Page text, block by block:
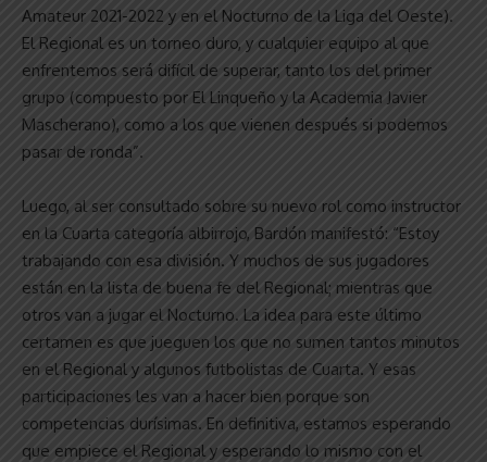
Amateur 2021-2022 y en el Nocturno de la Liga del Oeste).
El Regional es un torneo duro, y cualquier equipo al que
enfrentemos será difícil de superar, tanto los del primer
grupo (compuesto por El Linqueño y la Academia Javier
Mascherano), como a los que vienen después si podemos
pasar de ronda”.
Luego, al ser consultado sobre su nuevo rol como instructor
en la Cuarta categoría albirrojo, Bardón manifestó: “Estoy
trabajando con esa división. Y muchos de sus jugadores
están en la lista de buena fe del Regional; mientras que
otros van a jugar el Nocturno. La idea para este último
certamen es que jueguen los que no sumen tantos minutos
en el Regional y algunos futbolistas de Cuarta. Y esas
participaciones les van a hacer bien porque son
competencias durísimas. En definitiva, estamos esperando
que empiece el Regional y esperando lo mismo con el